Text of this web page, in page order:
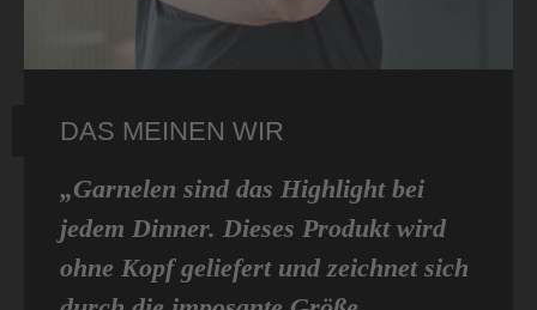
DAS MEINEN WIR
„Garnelen sind das Highlight bei
jedem Dinner. Dieses Produkt wird
ohne Kopf geliefert und zeichnet sich